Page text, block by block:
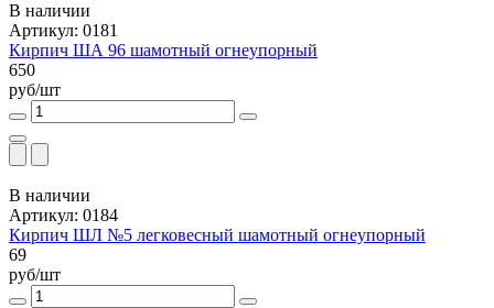
В наличии
Артикул: 0181
Кирпич ША 96 шамотный огнеупорный
650
руб/шт
В наличии
Артикул: 0184
Кирпич ШЛ №5 легковесный шамотный огнеупорный
69
руб/шт